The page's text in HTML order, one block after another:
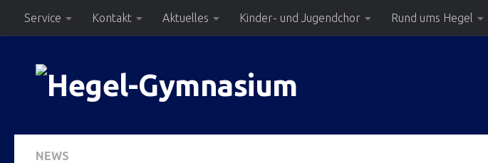
Zum Inhalt springen
Service Kontakt Aktuelles Kinder- und Jugendchor Rund ums Hegel
NEWS